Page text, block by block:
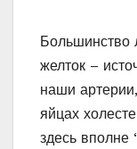
Большинство
желток –
наши
яйцах
здесь вполне